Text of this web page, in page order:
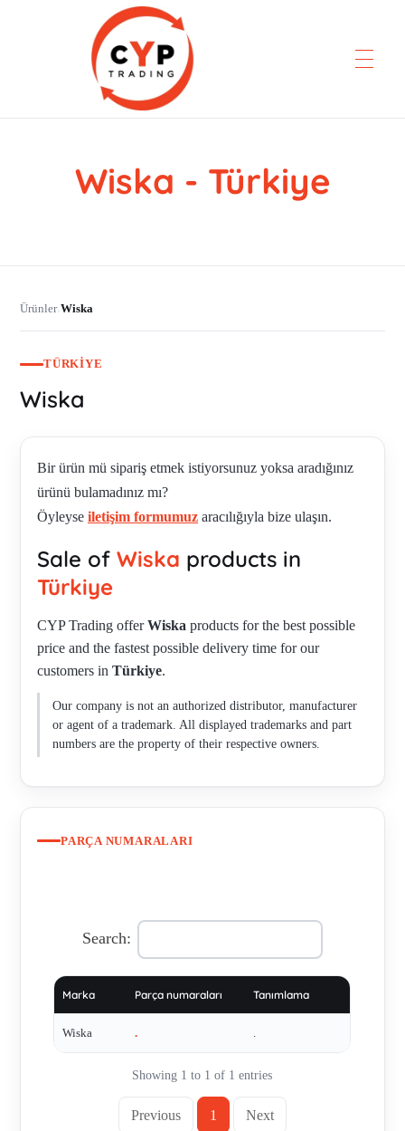
CYP Trading
Professionelle Ersatzteilbeschaffung
Wiska - Türkiye
Ürünler›Wiska
TÜRKIYE
Wiska
Bir ürün mü sipariş etmek istiyorsunuz yoksa aradığınız
ürünü bulamadınız mı?
Öyleyse iletişim formumuz aracılığıyla bize ulaşın.
Sale of Wiska products in
Türkiye
CYP Trading offerWiska products for the best possible
price and the fastest possible delivery time for our
customers in Türkiye.
Our company is not an authorized distributor, manufacturer
or agent of a trademark. All displayed trademarks and part
numbers are the property of their respective owners.
PARÇA NUMARALARI
Search:
Marka Parça numaraları Tanımlama
Wiska .
Showing 1 to 1 of 1 entries
Previous 1 Next